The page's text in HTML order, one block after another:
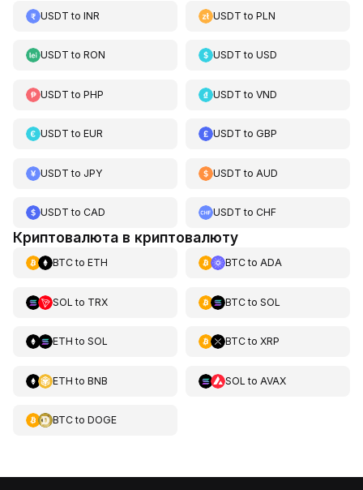
USDT to INR USDT toPLN
USDT to RON USDT toUSD
USDT to PHP USDT toVND
USDT to EUR USDT toGBP
USDT to JPY USDT to AUD
USDT to CAD USDT toCHF
Криптовалюта в криптовалюту
BTCto ETH BTCto ADA
SOL to TRX BTCto SOL
ETH to SOL BTCto XRP
ETH to BNB SOL to AVAX
BTCto DOGE